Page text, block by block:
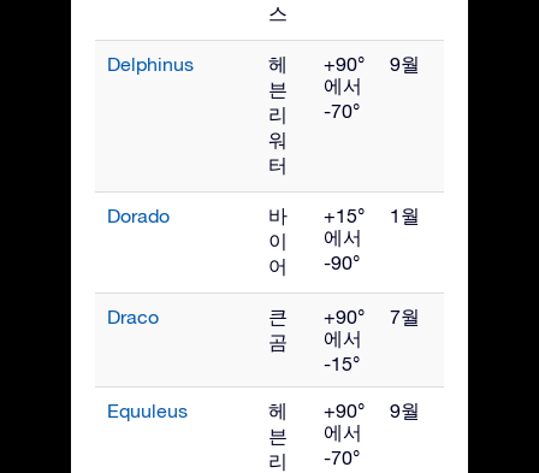
스
Delphinus
헤
븐
리
워
터
+90°
에서
-70°
9월
Dorado
바
이
어
+15°
에서
-90°
1월
Draco
큰
곰
+90°
에서
-15°
7월
Equuleus
헤
븐
리
+90°
에서
-70°
9월